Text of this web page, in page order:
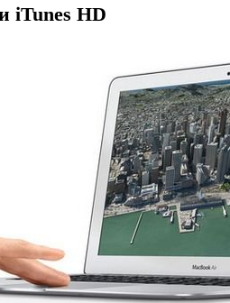
iTunes HD